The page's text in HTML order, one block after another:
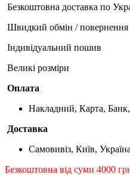
Безкоштовна доставка по
Швидкий обмін / повернення
Індивідуальний пошив
Великі розміри
Оплата
Накладний, Карта, Банк,
Доставка
Самовивіз, Київ,
Безкоштовна від суми 4000